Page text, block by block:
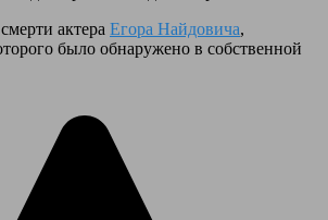
актера Егора Найдовича,
было обнаружено в собственной